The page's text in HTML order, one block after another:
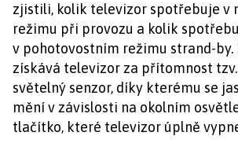
zjistili, kolik televizor spotřebuje v
režimu při provozu a kolik
v pohotovostním režimu strand-by.
získává televizor za přítomnost tzv.
světelný senzor, díky kterému se
mění v závislosti na okolním
tlačítko, které televizor úplně